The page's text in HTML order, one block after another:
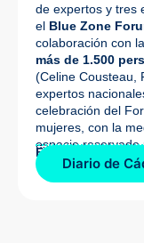
de expertos y tres
el Blue Zone
colaboración con
más de 1.500
(Celine Cousteau,
expertos
celebración del
mujeres, con la
espacio reservado
Fuente de la
Diario de